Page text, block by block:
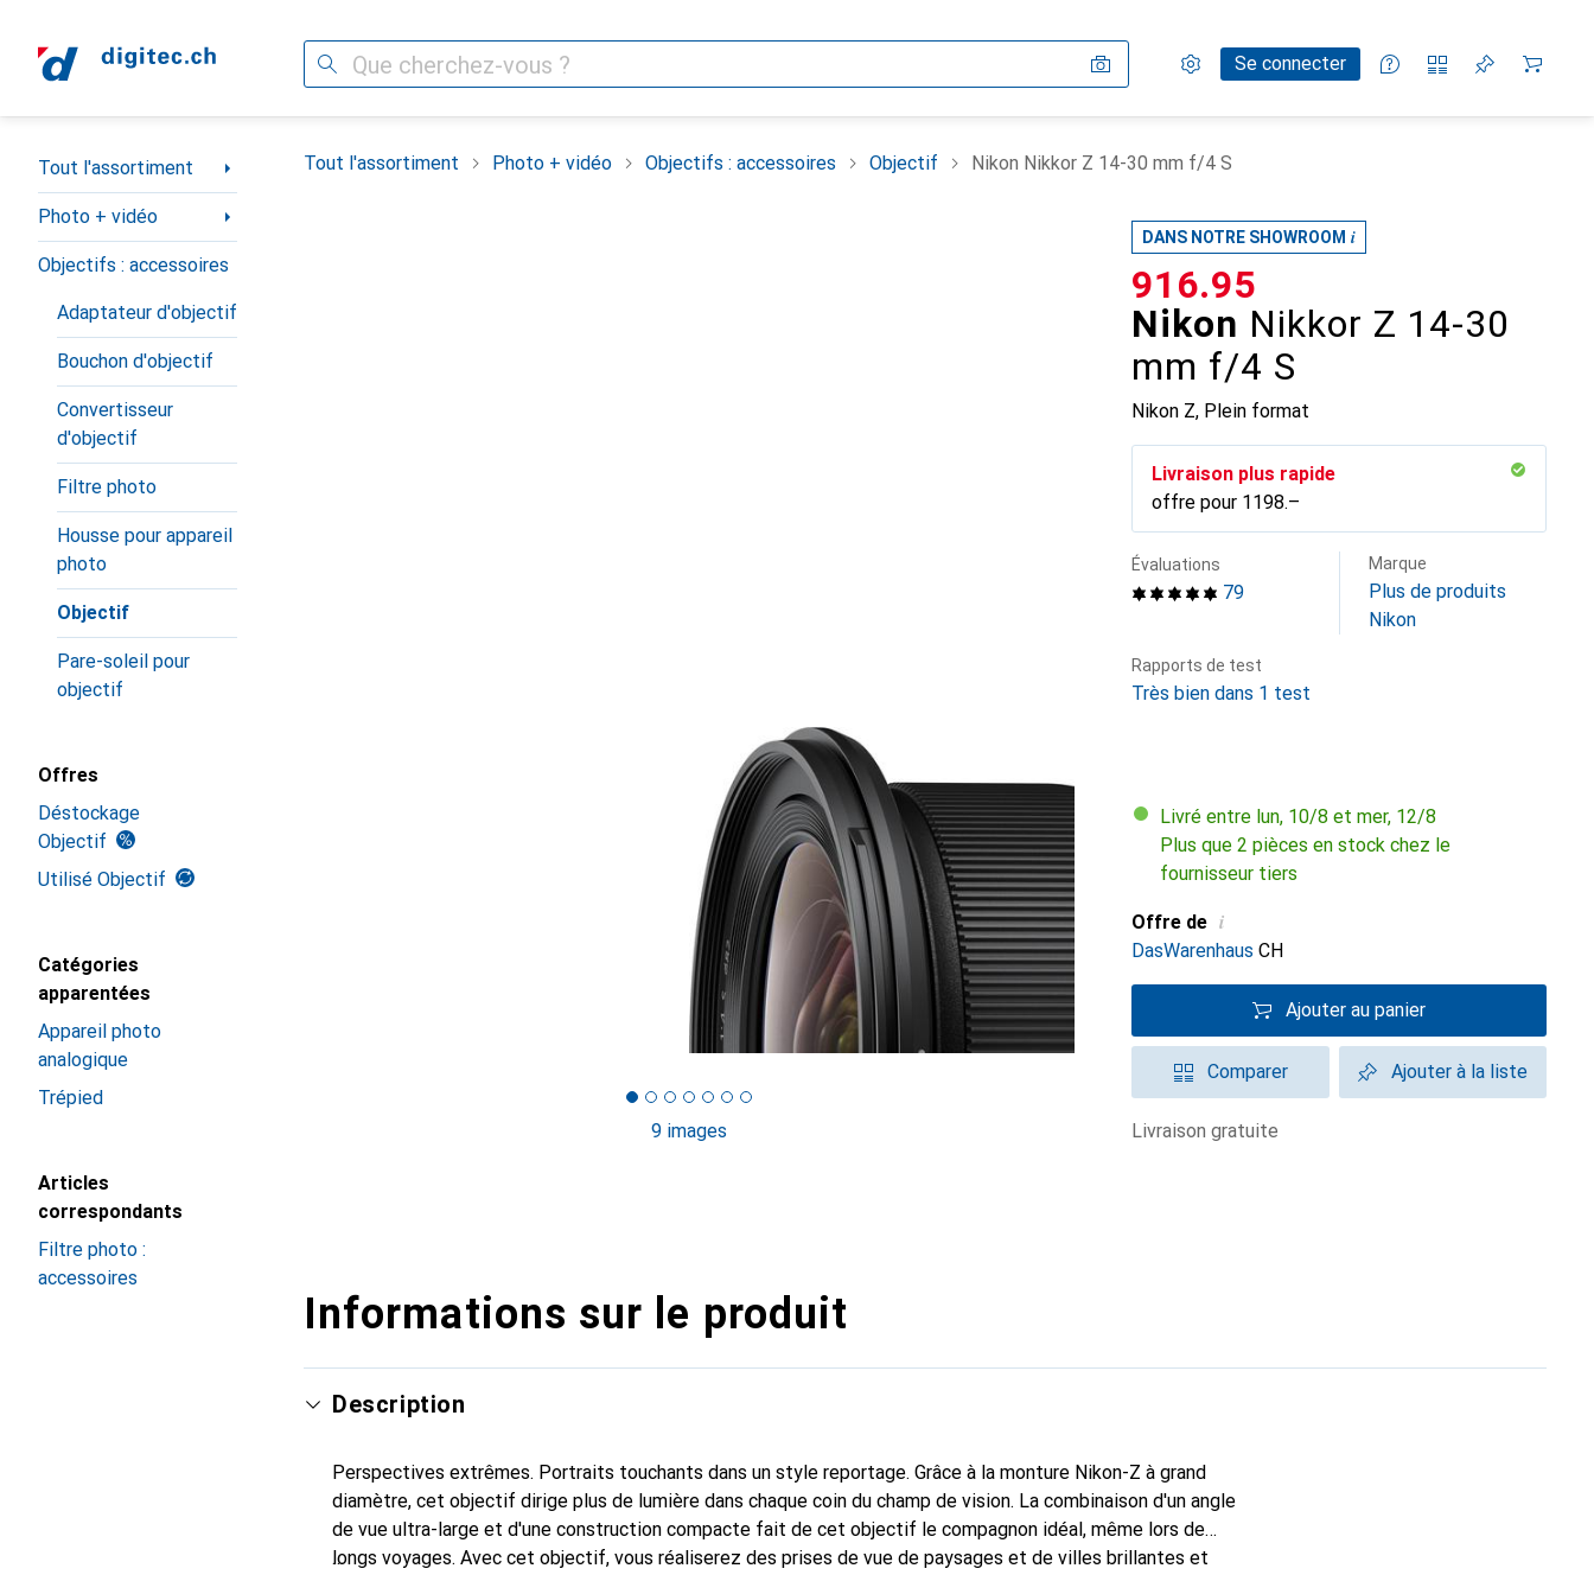
Recherche Paramètres
Compte clientSe connecter
Listes de comparaison
Listes d'envies
Panier
Navigation par catégorie
Tout l'assortiment
Photo + vidéo
Objectifs : accessoires
Adaptateur d'objectif
Bouchon d'objectif
Convertisseur
d'objectif
Filtre photo
Housse pour appareil
photo
Objectif
Pare-soleil pour
objectif
Offres
Déstockage
Objectif
Utilisé Objectif
Catégories
apparentées
Appareil photo
analogique
Trépied
Articles
correspondants
Filtre photo :
accessoires
Tout l'assortiment Photo + vidéo Objectifs : accessoires Objectif Nikon Nikkor Z 14-30 mm f/4 S
9 images
DANS NOTRE SHOWROOM i
Nikon Nikkor Z 14-30
mm f/4 S
Nikon Z, Plein format
CHF
916.95
Livraison plus rapide
offre pour CHF
1198.–
79
Évaluations Marque
Plus de produits
Nikon
Rapports de test
Très bien dans 1 test
Livré entre lun, 10/8 et mer, 12/8
Plus que 2 pièces en stock chez le
fournisseur tiers
Offre de i
DasWarenhaus CH
Ajouter au panier
Comparer Ajouter à la liste
livraison gratuite
Informations sur le produit
Description
Perspectives extrêmes. Portraits touchants dans un style reportage. Grâce à la monture Nikon-Z à grand
diamètre, cet objectif dirige plus de lumière dans chaque coin du champ de vision. La combinaison d'un angle
de vue ultra-large et d'une construction compacte fait de cet objectif le compagnon idéal, même lors de
longs voyages. Avec cet objectif, vous réaliserez des prises de vue de paysages et de villes brillantes et